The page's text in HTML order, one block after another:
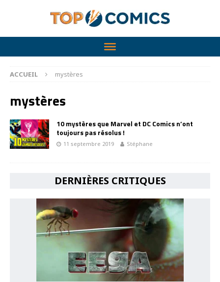
ACCUEIL mystères
mystères
10 mystères que Marvel et DC Comics n’ont
toujours pas résolus !
11 septembre 2019 Stéphane
DERNIÈRES CRITIQUES